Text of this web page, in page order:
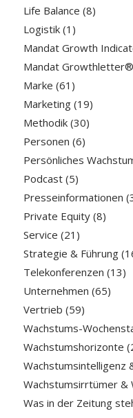
Life Balance (8)
Logistik(1)
Mandat Growth
Mandat Growthletter®
Marke (61)
Marketing(19)
Methodik(30)
Personen (6)
Persönliches
Podcast(5)
Presseinformationen
Private Equity(8)
Service (21)
Strategie & Führung
Telekonferenzen (13)
Unternehmen (65)
Vertrieb (59)
Wachstums-
Wachstumshorizonte
Wachstumsintelligenz
Wachstumsirrtümer &
Was in der Zeitung